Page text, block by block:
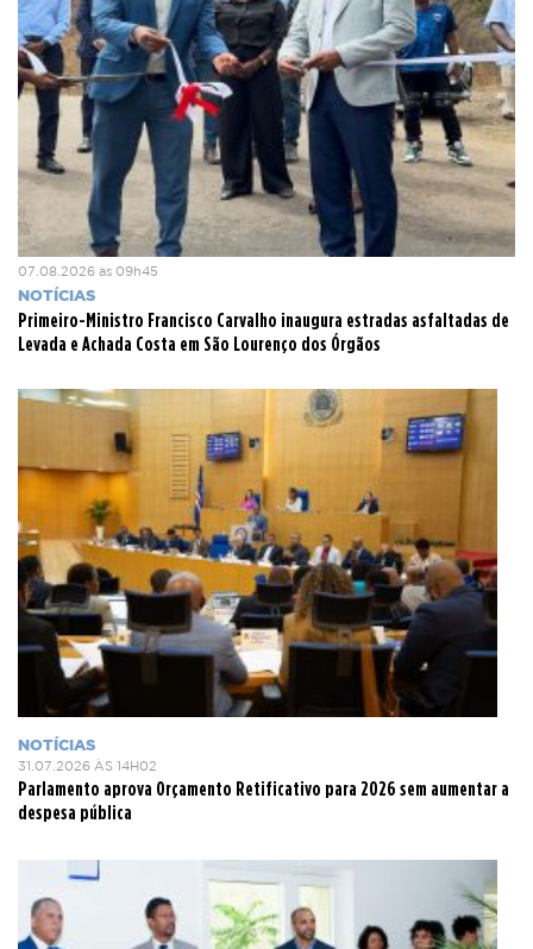
07.08.2026 às 09h45
NOTÍCIAS
Primeiro-Ministro Francisco Carvalho inaugura estradas asfaltadas de
Levada e Achada Costa em São Lourenço dos Órgãos
NOTÍCIAS
31.07.2026 ÀS 14H02
Parlamento aprova Orçamento Retificativo para 2026 sem aumentar a
despesa pública